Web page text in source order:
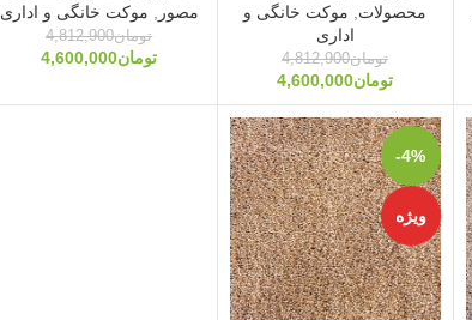
محصولات
موکت خانگی و
اداری
تومان4,812,900
تومان4,600,000
مصور
موکت خانگی و اداری
تومان4,812,900
تومان4,600,000
-4%
ویژه